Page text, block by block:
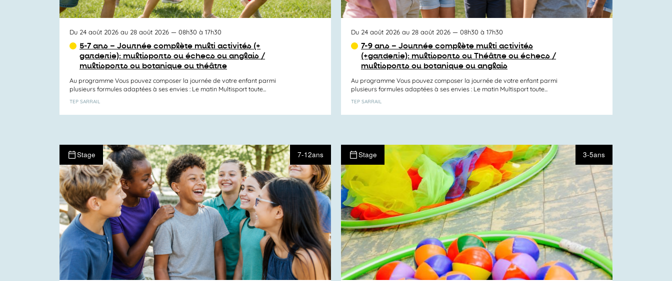
Du 24 août 2026 au 28 août 2026 — 08h30 à 17h30
5-7 ans – Journée complète multi activités (+
garderie): multisports ou échecs ou anglais /
multisports ou botanique ou théâtre
Au programme Vous pouvez composer la journée de votre enfant parmi
plusieurs formules adaptées à ses envies : Le matin Multisport toute...
TEP SARRAIL
Du 24 août 2026 au 28 août 2026— 08h30 à 17h30
7-9 ans – Journée complète multi activités
(+garderie): multisports ou Théâtre ou échecs /
multisports ou botanique ou anglais
Au programme Vous pouvez composer la journée de votre enfant parmi
plusieurs formules adaptées à ses envies : Le matin Multisport toute...
TEP SARRAIL
Stage 7-12ans Stage 3-5ans